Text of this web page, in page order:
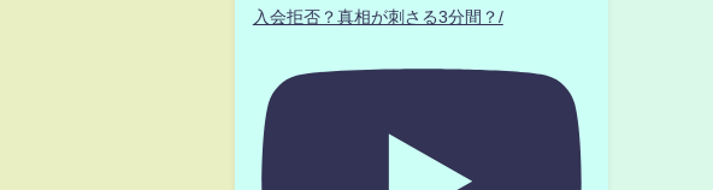
入会拒否？真相が刺さる3分間？/